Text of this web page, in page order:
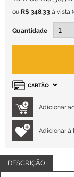
ou R$ 348,33 à vista
Quantidade
CARTÃO
Adicionar à
DESCRIÇÃO